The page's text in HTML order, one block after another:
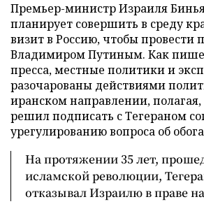
Премьер-министр Израиля
планирует совершить в среду
визит в Россию, чтобы провести
Владимиром Путиным. Как
пресса, местные политики и
разочарованы действиями
иранском направлении,
решил подписать с Тегераном
урегулированию вопроса об
На протяжении 35 лет,
исламской революции,
отказывал Израилю в праве